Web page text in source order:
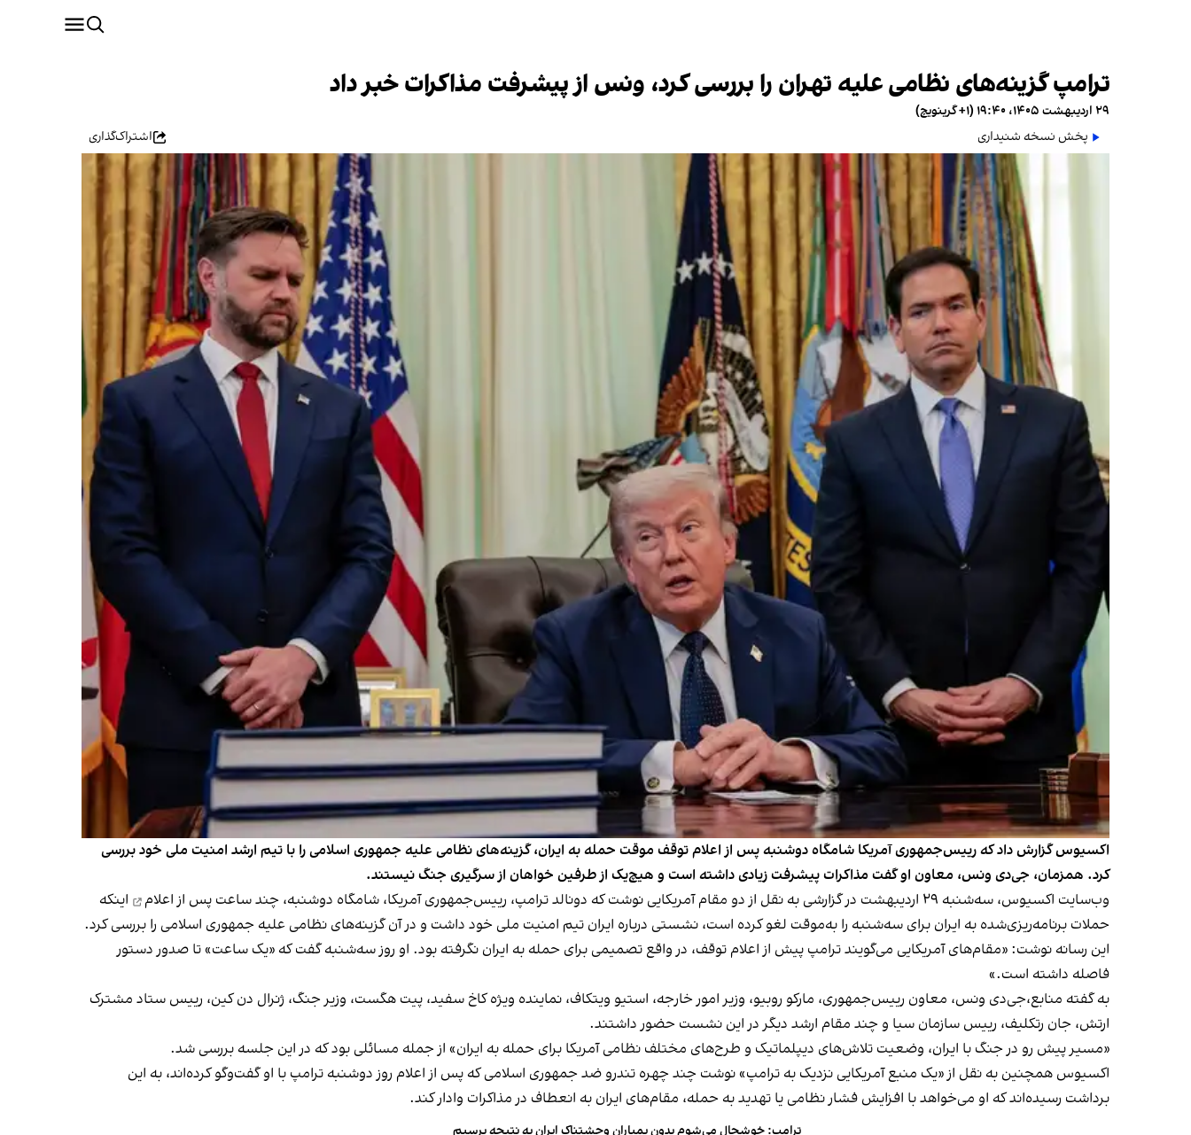
ترامپ گزینه‌های نظامی علیه تهران را بررسی کرد، ونس از پیشرفت مذاکرات خبر داد
۲۹ اردیبهشت ۱۴۰۵، ۱۹:۴۰ (‎+۱ گرینویچ)
پخش نسخه شنیداری
اشتراک‌گذاری
اکسیوس گزارش داد که رییس‌جمهوری آمریکا شامگاه دوشنبه پس از اعلام توقف موقت حمله به ایران، گزینه‌های نظامی علیه جمهوری اسلامی را با تیم ارشد امنیت ملی خود بررسی
کرد. همزمان، جی‌دی ونس، معاون او گفت مذاکرات پیشرفت زیادی داشته است و هیچ‌یک از طرفین خواهان از سرگیری جنگ نیستند.
وب‌سایت اکسیوس، سه‌شنبه ۲۹ اردیبهشت در گزارشی به نقل از دو مقام آمریکایی نوشت که دونالد ترامپ، رییس‌جمهوری آمریکا، شامگاه دوشنبه، چند ساعت پس از
اعلام
اینکه
حملات برنامه‌ریزی‌شده به ایران برای سه‌شنبه را به‌موقت لغو کرده است، نشستی درباره ایران تیم امنیت ملی خود داشت و در آن گزینه‌های نظامی علیه جمهوری اسلامی را بررسی کرد.
این رسانه نوشت: «مقام‌های آمریکایی می‌گویند ترامپ پیش از اعلام توقف، در واقع تصمیمی برای حمله به ایران نگرفته بود. او روز سه‌شنبه گفت که «یک ساعت» تا صدور دستور
فاصله داشته است.»
به گفته منابع،جی‌دی ونس، معاون رییس‌جمهوری، مارکو روبیو، وزیر امور خارجه، استیو ویتکاف، نماینده ویژه کاخ سفید، پیت هگست، وزیر جنگ، ژنرال دن کین، رییس ستاد مشترک
ارتش، جان رتکلیف، رییس سازمان سیا و چند مقام ارشد دیگر در این نشست حضور داشتند.
«مسیر پیش رو در جنگ با ایران، وضعیت تلاش‌های دیپلماتیک و طرح‌های مختلف نظامی آمریکا برای حمله به ایران» از جمله مسائلی بود که در این جلسه بررسی شد.
اکسیوس همچنین به نقل از «یک منبع آمریکایی نزدیک به ترامپ» نوشت چند چهره تندرو ضد جمهوری اسلامی که پس از اعلام روز دوشنبه ترامپ با او گفت‌وگو کرده‌اند، به این
برداشت رسیده‌اند که او می‌خواهد با افزایش فشار نظامی یا تهدید به حمله، مقام‌های ایران به انعطاف در مذاکرات وادار کند.